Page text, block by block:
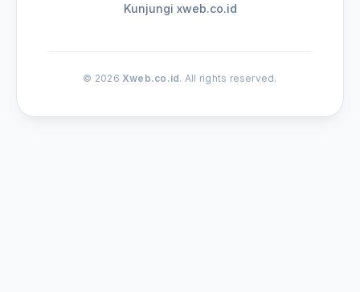
Kunjungi xweb.co.id
© 2026 Xweb.co.id. All rights reserved.